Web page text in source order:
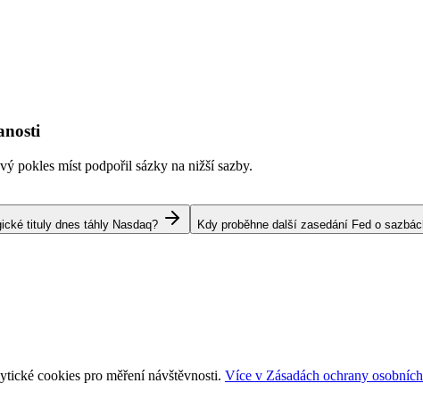
pokles míst podpořil sázky na nižší sazby.
tituly dnes táhly Nasdaq? Kdy proběhne další zasedání Fed o
cookies pro měření návštěvnosti. Více v Zásadách ochrany